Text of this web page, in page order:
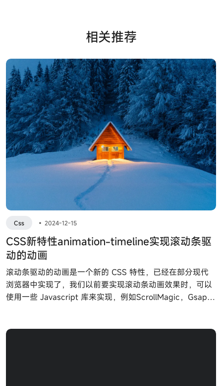
相关推荐
Css • 2024-12-15
CSS新特性animation-timeline实现滚动条驱
动的动画
滚动条驱动的动画是一个新的 CSS 特性，已经在部分现代
浏览器中实现了，我们以前要实现滚动条动画效果时，可以
使用一些 Javascript 库来实现，例如ScrollMagic，Gsap等